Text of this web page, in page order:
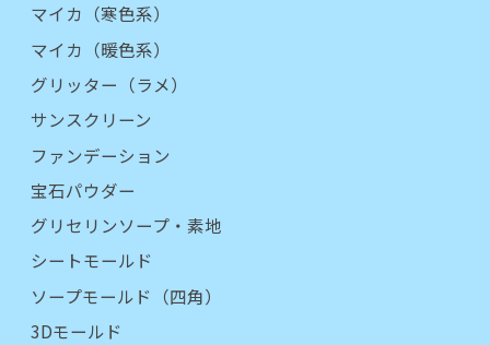
マイカ（寒色系）
マイカ（暖色系）
グリッター（ラメ）
サンスクリーン
ファンデーション
宝石パウダー
グリセリンソープ・素地
シートモールド
ソープモールド（四角）
3Dモールド